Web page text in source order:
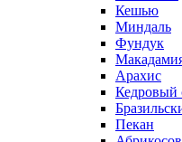
Кешью
Миндаль
Фундук
Арахис
Кедровый
Пекан